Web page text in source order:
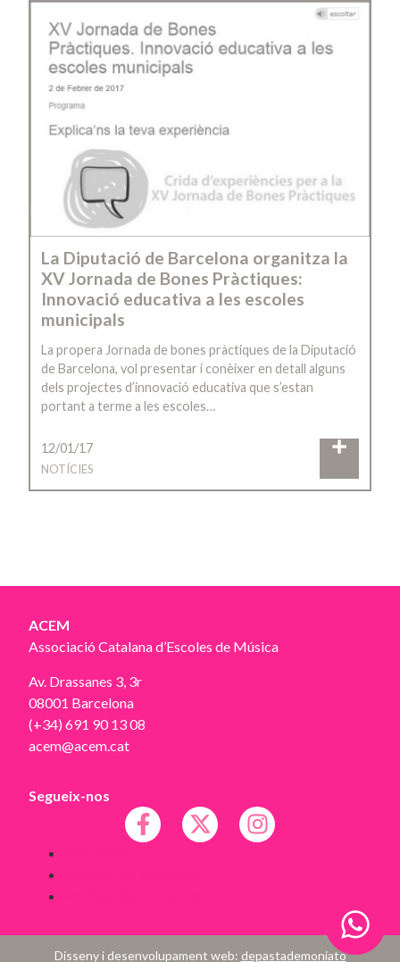
La Diputació de Barcelona organitza la
XV Jornada de Bones Pràctiques:
Innovació educativa a les escoles
municipals
La propera Jornada de bones pràctiques de la Diputació
de Barcelona, vol presentar i conèixer en detall alguns
dels projectes d’innovació educativa que s’estan
portant a terme a les escoles…
12/01/17
NOTÍCIES
ACEM
Associació Catalana d’Escoles de Música
Av. Drassanes 3, 3r
08001 Barcelona
(+34) 691 90 13 08
acem@acem.cat
Segueix-nos
Disseny i desenvolupament web: depastademoniato